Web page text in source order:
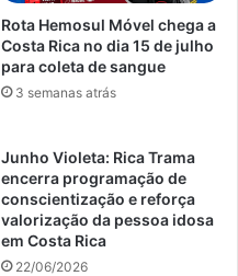
Rota Hemosul Móvel chega a
Costa Rica no dia 15 de julho
para coleta de sangue
3 semanas atrás
Junho Violeta: Rica Trama
encerra programação de
conscientização e reforça
valorização da pessoa idosa
em Costa Rica
22/06/2026